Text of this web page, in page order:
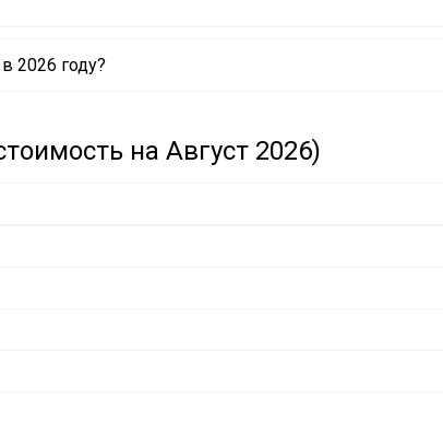
2026 году?
на Август 2026)